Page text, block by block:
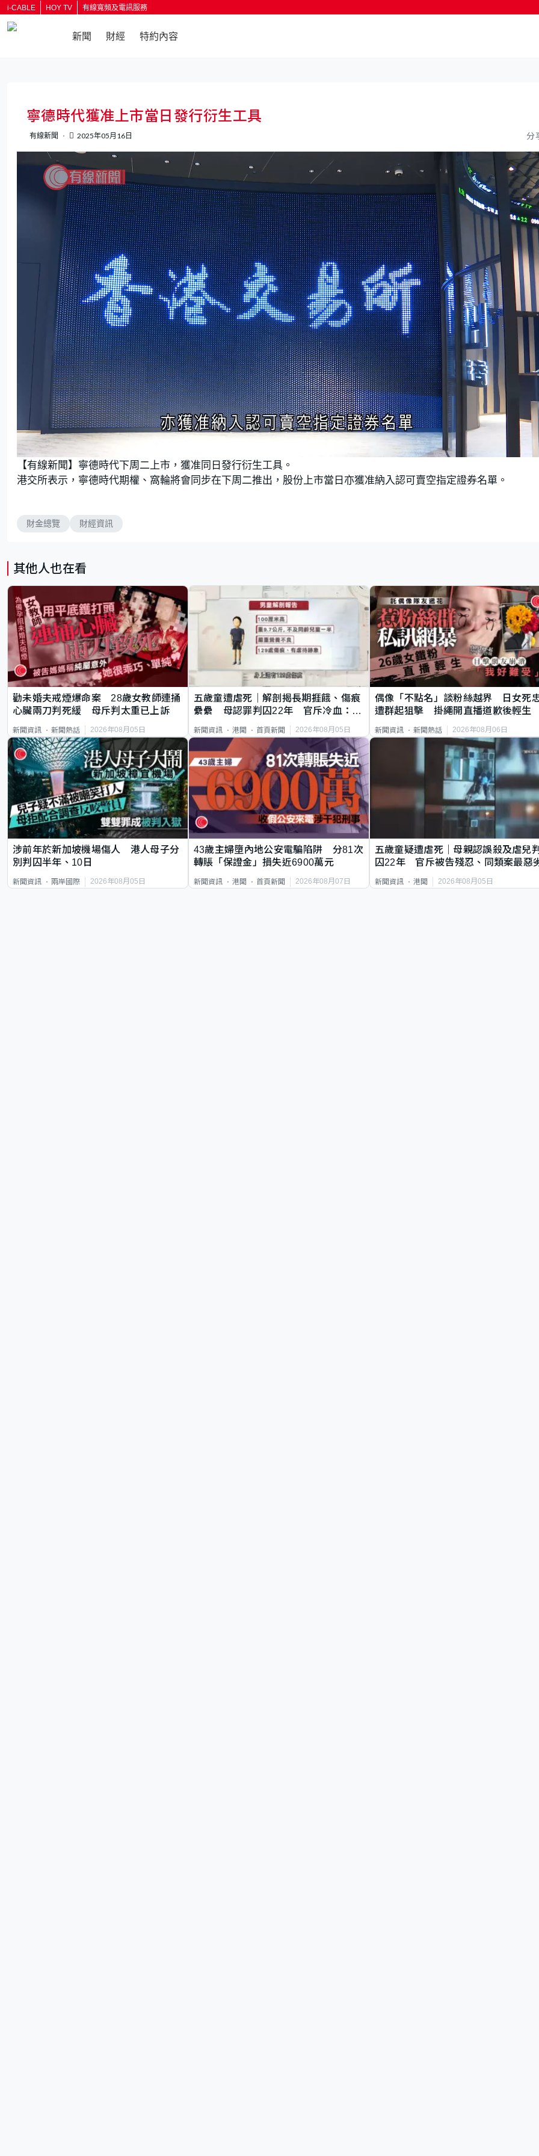
i-CABLE HOY TV 有線寬頻及電訊服務
新聞 財經 特約內容
寧德時代獲准上市當日發行衍生工具
有線新聞 2025年05月16日 分
n
m
u
t
e
a
d
d
【有線新聞】寧德時代下周二上市，獲准同日發行衍生工具。
港交所表示，寧德時代期權、窩輪將會同步在下周二推出，股份上市當日亦獲准納入認可賣空指定證券名單。
財金總覽 財經資訊
其他人也在看
勸未婚夫戒煙爆命案 28歲女教師連捅
心臟兩刀判死緩 母斥判太重已上訴
新聞資訊 新聞熱話 2026年08月05日
五歲童遭虐死｜解剖揭長期捱餓、傷痕
纍纍 母認罪判囚22年 官斥冷血：同
新聞資訊 港聞 首頁新聞 2026年08月05日
偶像「不點名」談粉絲越界 日女死
遭群起狙擊 掛繩開直播道歉後輕生
新聞資訊 新聞熱話 2026年08月06日
涉前年於新加坡機場傷人 港人母子分
別判囚半年、10日
新聞資訊 兩岸國際 2026年08月05日
43歲主婦墮內地公安電騙陷阱 分81次
轉賬「保證金」損失近6900萬元
新聞資訊 港聞 首頁新聞 2026年08月07日
五歲童疑遭虐死｜母親認誤殺及虐兒
囚22年 官斥被告殘忍、同類案最惡
新聞資訊 港聞 2026年08月05日